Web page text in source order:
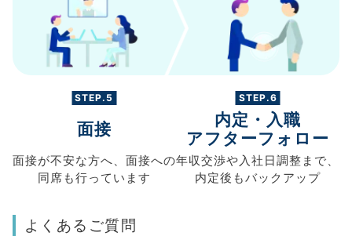
STEP.5
面接
面接が不安な方へ、 面接への
同席も行っています
STEP.6
内定・入職
アフターフォロー
年収交渉や入社日調整まで、
内定後もバックアップ
よくあるご質問